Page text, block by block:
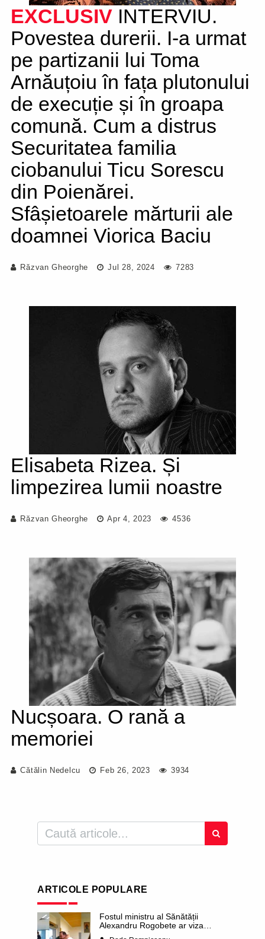
EXCLUSIV INTERVIU.
Povestea durerii. I-a urmat
pe partizanii lui Toma
Arnăuțoiu în fața plutonului
de execuție și în groapa
comună. Cum a distrus
Securitatea familia
ciobanului Ticu Sorescu
din Poienărei.
Sfâșietoarele mărturii ale
doamnei Viorica Baciu
Răzvan Gheorghe Jul 28, 2024 7283
Elisabeta Rizea. Și
limpezirea lumii noastre
Răzvan Gheorghe Apr 4, 2023 4536
Nucșoara. O rană a
memoriei
Cătălin Nedelcu Feb 26, 2023 3934
ARTICOLE POPULARE
Fostul ministru al Sănătății
Alexandru Rogobete ar viza